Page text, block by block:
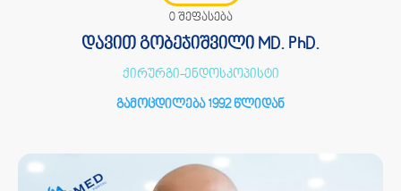
0 შეფასება
დავით გობეჯიშვილი MD. PhD.
ქირურგი-ენდოსკოპისტი
გამოცდილება 1992 წლიდან